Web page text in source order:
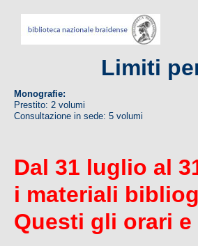
Limiti
Monografie:
Prestito: 2 volumi
Consultazione in sede: 5 volumi
Dal 31 luglio al
i materiali
Questi gli orari